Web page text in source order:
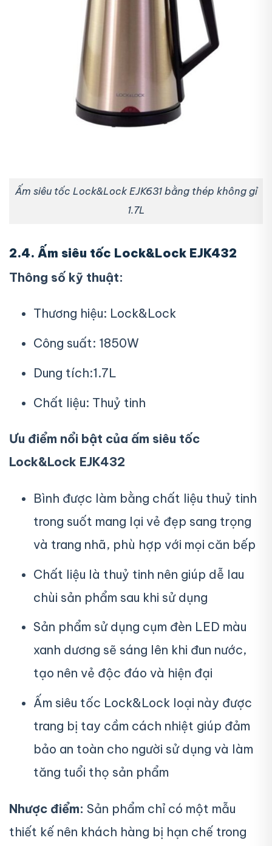
Ấm siêu tốc Lock&Lock EJK631 bằng thép không gỉ
1.7L
2.4. Ấm siêu tốc Lock&Lock EJK432
Thông số kỹ thuật:
Thương hiệu: Lock&Lock
Công suất: 1850W
Dung tích:1.7L
Chất liệu: Thuỷ tinh
Ưu điểm nổi bật của ấm siêu tốc
Lock&Lock EJK432
Bình được làm bằng chất liệu thuỷ tinh
trong suốt mang lại vẻ đẹp sang trọng
và trang nhã, phù hợp với mọi căn bếp
Chất liệu là thuỷ tinh nên giúp dễ lau
chùi sản phẩm sau khi sử dụng
Sản phẩm sử dụng cụm đèn LED màu
xanh dương sẽ sáng lên khi đun nước,
tạo nên vẻ độc đáo và hiện đại
Ấm siêu tốc Lock&Lock loại này được
trang bị tay cầm cách nhiệt giúp đảm
bảo an toàn cho người sử dụng và làm
tăng tuổi thọ sản phẩm
Nhược điểm: Sản phẩm chỉ có một mẫu
thiết kế nên khách hàng bị hạn chế trong